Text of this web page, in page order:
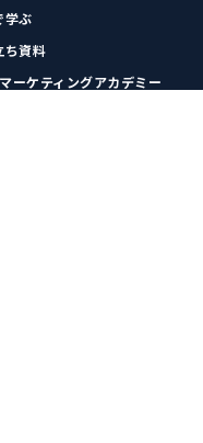
学ぶ
ち資料
ーケティングアカデミー